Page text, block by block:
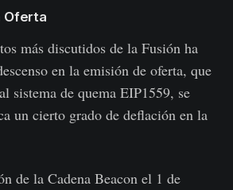
Oferta
más discutidos de la Fusión ha
en la emisión de oferta, que
sistema de quema EIP1559, se
un cierto grado de deflación en la
de la Cadena Beacon el 1 de